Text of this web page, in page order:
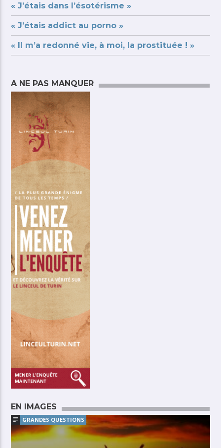
« J’étais dans l’ésotérisme »
« J’étais addict au porno »
« Il m’a redonné vie, à moi, la prostituée ! »
A NE PAS MANQUER
EN IMAGES
GRANDES QUESTIONS